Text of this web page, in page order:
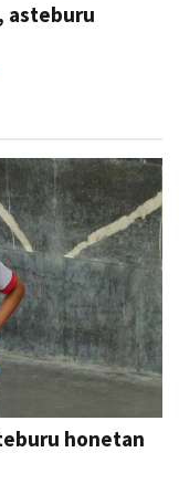
asteburu
honetan